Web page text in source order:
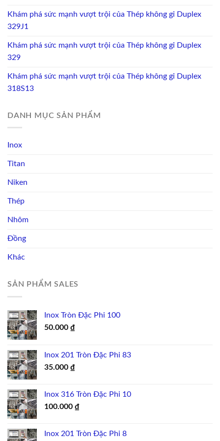
Khám phá sức mạnh vượt trội của Thép không gỉ Duplex
329J1
Khám phá sức mạnh vượt trội của Thép không gỉ Duplex
329
Khám phá sức mạnh vượt trội của Thép không gỉ Duplex
318S13
DANH MỤC SẢN PHẨM
Inox
Titan
Niken
Thép
Nhôm
Đồng
Khác
SẢN PHẨM SALES
Inox Tròn Đặc Phi 100
50.000 ₫
Inox 201 Tròn Đặc Phi 83
35.000 ₫
Inox 316 Tròn Đặc Phi 10
100.000 ₫
Inox 201 Tròn Đặc Phi 8